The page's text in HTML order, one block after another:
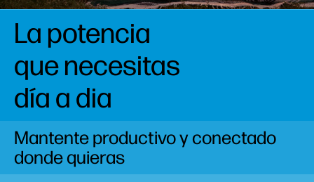
La potencia
que necesitas
día a dia​
Mantente productivo y conectado
donde quieras